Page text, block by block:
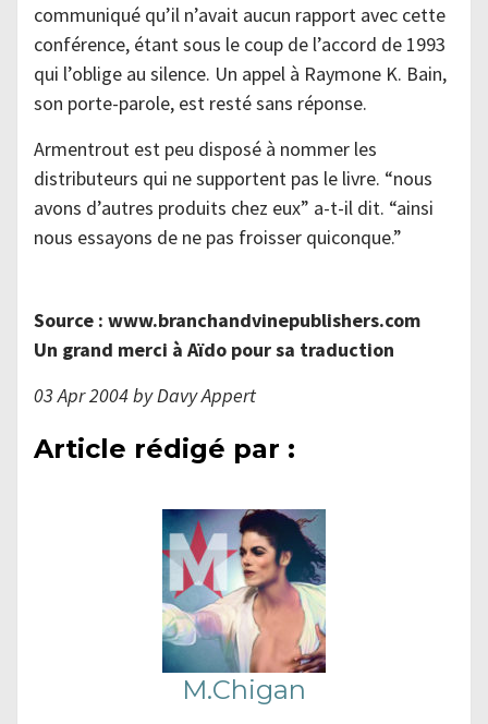
communiqué qu’il n’avait aucun rapport avec cette
conférence, étant sous le coup de l’accord de 1993
qui l’oblige au silence. Un appel à Raymone K. Bain,
son porte-parole, est resté sans réponse.
Armentrout est peu disposé à nommer les
distributeurs qui ne supportent pas le livre. “nous
avons d’autres produits chez eux” a-t-il dit. “ainsi
nous essayons de ne pas froisser quiconque.”
Source : www.branchandvinepublishers.com
Un grand merci à Aïdo pour sa traduction
03 Apr 2004 by Davy Appert
Article rédigé par :
M.Chigan